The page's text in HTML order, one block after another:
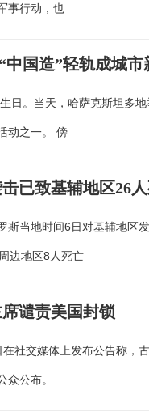
事行动，也
中国造”轻轨成城市
日。当天，哈萨克斯坦多
动之一。 傍
已致基辅地区26
斯当地时间6日对基辅地区
边地区8人死亡
谴责美国封锁
社交媒体上发布公告称，
公布。